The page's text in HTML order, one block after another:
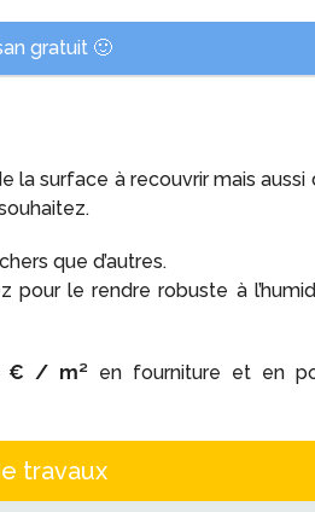
gratuit 🙂
la surface à recouvrir mais aussi
que d’autres.
pour le rendre robuste à
€ / m² en fourniture et en
travaux